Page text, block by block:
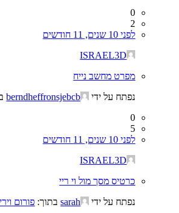
0
2
לפני 10 שנים, 11 חודשים
ISRAEL3D
מפרט מחשב נייח
נפתח על ידי
berndheffronsjebcb
0
5
לפני 10 שנים, 11 חודשים
ISRAEL3D
כרטיס מסך מול וי ריי
נפתח על ידי
sarah בתוך: פורום